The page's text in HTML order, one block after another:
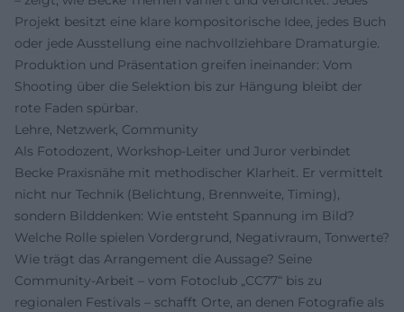
Projekt besitzt eine klare kompositorische Idee, jedes Buch
oder jede Ausstellung eine nachvollziehbare Dramaturgie.
Produktion und Präsentation greifen ineinander: Vom
Shooting über die Selektion bis zur Hängung bleibt der
rote Faden spürbar.
Lehre, Netzwerk, Community
Als Fotodozent, Workshop-Leiter und Juror verbindet
Becke Praxisnähe mit methodischer Klarheit. Er vermittelt
nicht nur Technik (Belichtung, Brennweite, Timing),
sondern Bilddenken: Wie entsteht Spannung im Bild?
Welche Rolle spielen Vordergrund, Negativraum, Tonwerte?
Wie trägt das Arrangement die Aussage? Seine
Community-Arbeit – vom Fotoclub „CC77“ bis zu
regionalen Festivals – schafft Orte, an denen Fotografie als